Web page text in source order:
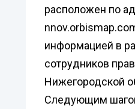
расположен по
информацией в
сотрудников
Нижегородской
Следующим